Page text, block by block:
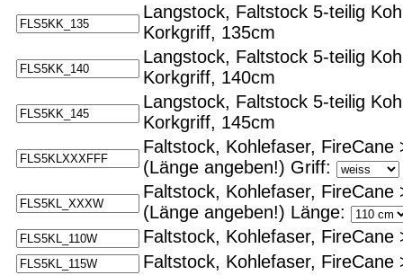
Langstock, Faltstock 5-teilig
Korkgriff, 135cm
Langstock, Faltstock 5-teilig
Korkgriff, 140cm
Langstock, Faltstock 5-teilig
Korkgriff, 145cm
Faltstock, Kohlefaser,
(Länge angeben!) Griff:
Faltstock, Kohlefaser,
(Länge angeben!) Länge:
Faltstock, Kohlefaser,
Faltstock, Kohlefaser,